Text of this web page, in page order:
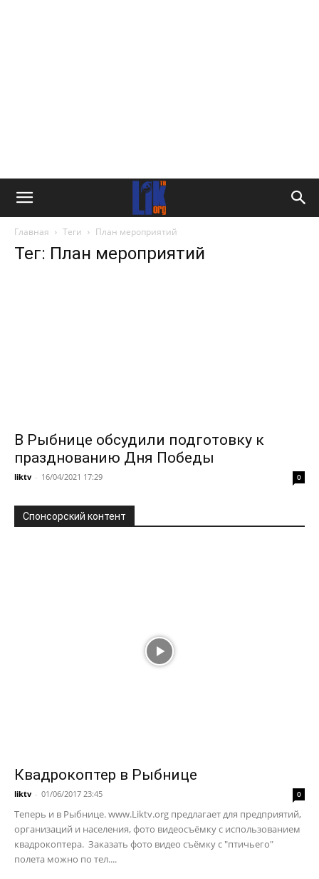
Главная Теги План мероприятий
Тег: План мероприятий
В Рыбнице обсудили подготовку к
празднованию Дня Победы
liktv - 16/04/2021 17:29 0
Спонсорский контент
Квадрокоптер в Рыбнице
liktv - 01/06/2017 23:45 0
Теперь и в Рыбнице. www.Liktv.org предлагает для предприятий,
организаций и населения, фото видеосъёмку с использованием
квадрокоптера. Заказать фото видео съёмку с "птичьего"
полета можно по тел....